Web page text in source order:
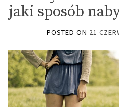
jaki sposób
POSTED ON 21